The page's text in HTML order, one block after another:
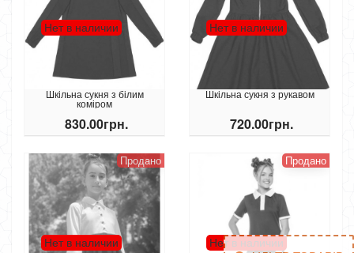
Нет в наличии
Шкільна сукня з білим
коміром
830.00грн.
Нет в наличии
Шкільна сукня з рукавом
720.00грн.
Продано
Нет в наличии
Продано
Нет в наличии